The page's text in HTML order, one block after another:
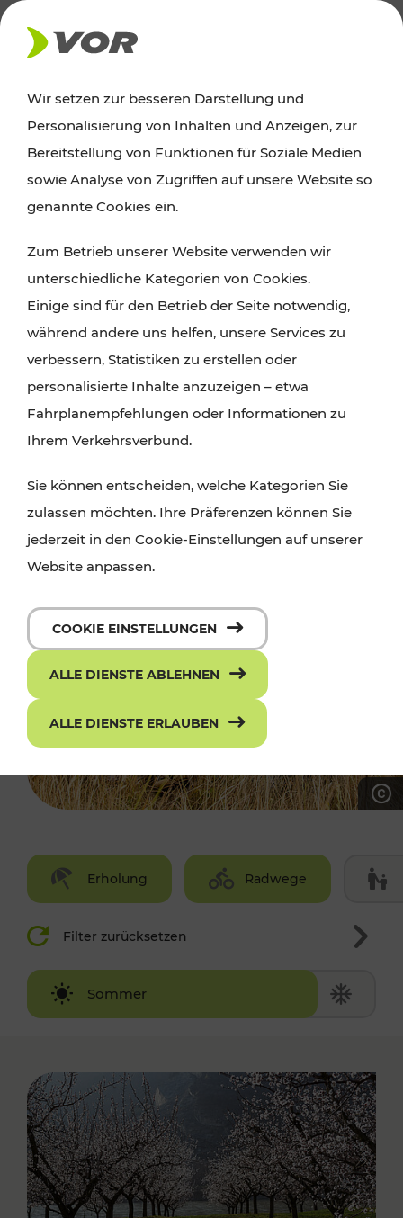
AKTUELLES
Ausflugstipps
Wien, Niederösterreich und das Burgenland
Wanderungen, Kultur und Gastronomie,
Radtouren oder purer Naturgenuss – viele
Attraktionen sind mit den Ticket- und Fahrplan-
Angeboten des VOR gut und schnell erreichbar.
Erholung Radwege
Filter zurücksetzen
Sommer
Winter
Wir setzen zur besseren Darstellung und
Personalisierung von Inhalten und Anzeigen, zur
Bereitstellung von Funktionen für Soziale Medien
sowie Analyse von Zugriffen auf unsere Website so
genannte Cookies ein.
Zum Betrieb unserer Website verwenden wir
unterschiedliche Kategorien von Cookies.
Einige sind für den Betrieb der Seite notwendig,
während andere uns helfen, unsere Services zu
verbessern, Statistiken zu erstellen oder
personalisierte Inhalte anzuzeigen – etwa
Fahrplanempfehlungen oder Informationen zu
Ihrem Verkehrsverbund.
Sie können entscheiden, welche Kategorien Sie
zulassen möchten. Ihre Präferenzen können Sie
jederzeit in den Cookie-Einstellungen auf unserer
Website anpassen.
COOKIE EINSTELLUNGEN
ALLE DIENSTE ABLEHNEN
ALLE DIENSTE ERLAUBEN